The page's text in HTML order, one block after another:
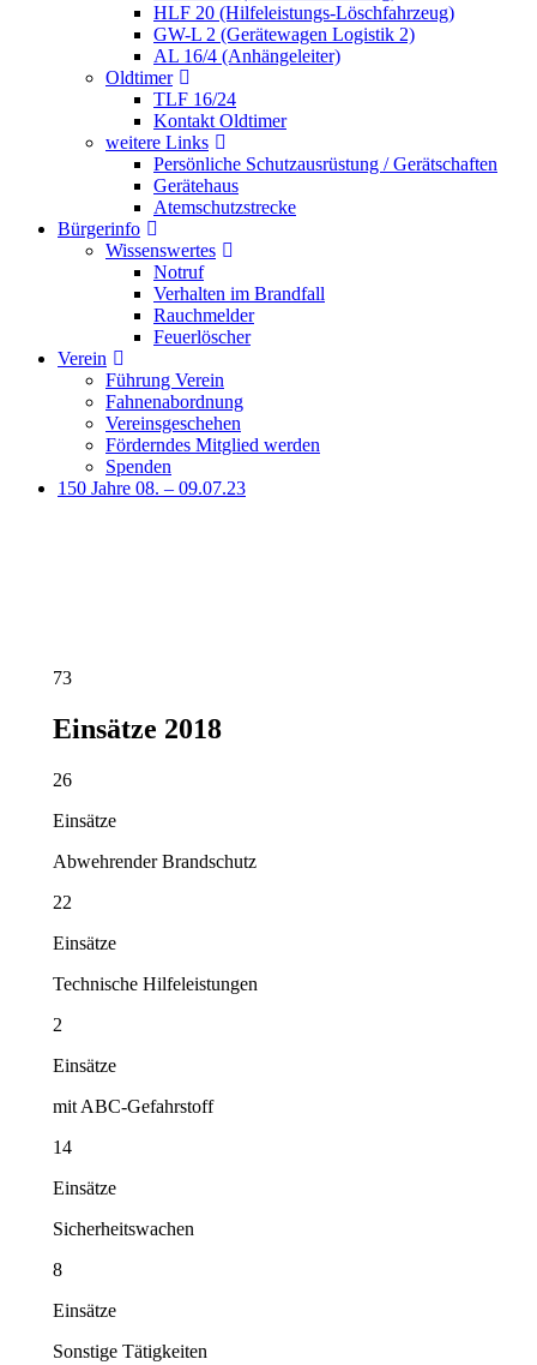
HLF 20 (Hilfeleistungs-Löschfahrzeug)
GW-L 2 (Gerätewagen Logistik 2)
AL 16/4 (Anhängeleiter)
Oldtimer
TLF 16/24
Kontakt Oldtimer
weitere Links
Persönliche Schutzausrüstung / Gerätschaften
Gerätehaus
Atemschutzstrecke
Bürgerinfo
Wissenswertes
Notruf
Verhalten im Brandfall
Rauchmelder
Feuerlöscher
Verein
Führung Verein
Fahnenabordnung
Vereinsgeschehen
Förderndes Mitglied werden
Spenden
150 Jahre 08. – 09.07.23
73
Einsätze 2018
26
Einsätze
Abwehrender Brandschutz
22
Einsätze
Technische Hilfeleistungen
2
Einsätze
mit ABC-Gefahrstoff
14
Einsätze
Sicherheitswachen
8
Einsätze
Sonstige Tätigkeiten